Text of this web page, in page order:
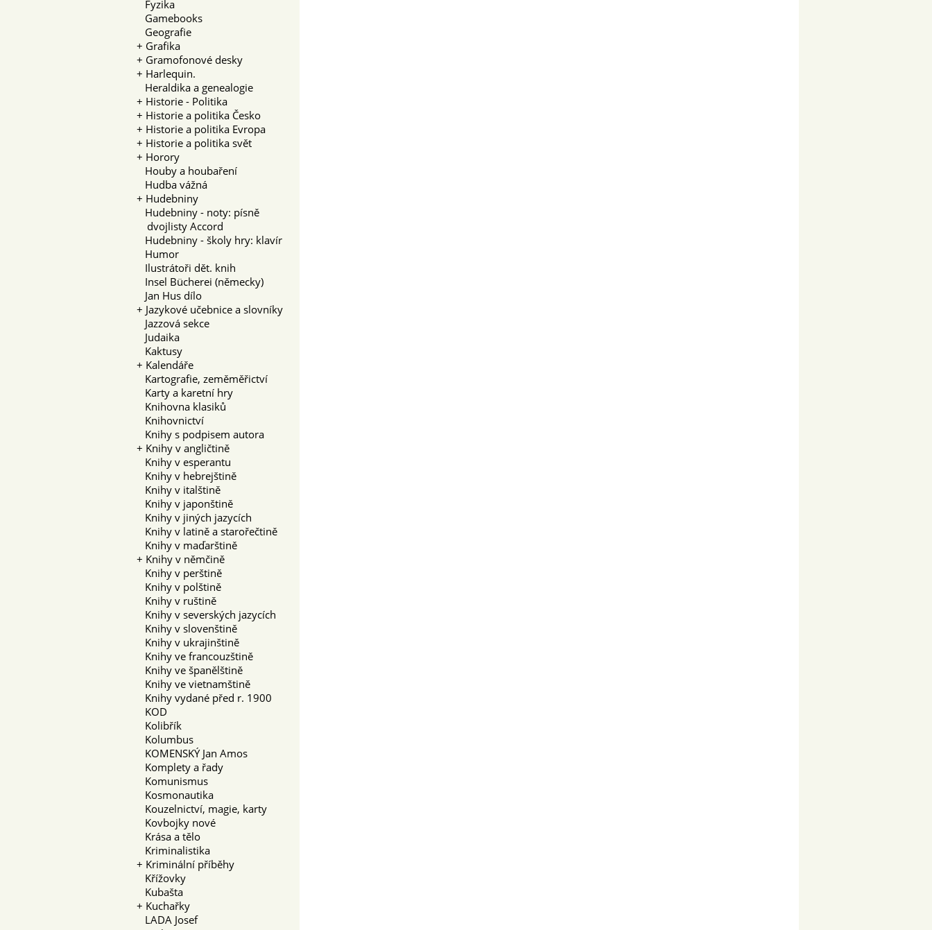
Fyzika
Gamebooks
Geografie
+ Grafika
+ Gramofonové desky
+ Harlequin.
Heraldika a genealogie
+ Historie - Politika
+ Historie a politika Česko
+ Historie a politika Evropa
+ Historie a politika svět
+ Horory
Houby a houbaření
Hudba vážná
+ Hudebniny
Hudebniny - noty: písně
dvojlisty Accord
Hudebniny - školy hry: klavír
Humor
Ilustrátoři dět. knih
Insel Bücherei (německy)
Jan Hus dílo
+ Jazykové učebnice a slovníky
Jazzová sekce
Judaika
Kaktusy
+ Kalendáře
Kartografie, zeměměřictví
Karty a karetní hry
Knihovna klasiků
Knihovnictví
Knihy s podpisem autora
+ Knihy v angličtině
Knihy v esperantu
Knihy v hebrejštině
Knihy v italštině
Knihy v japonštině
Knihy v jiných jazycích
Knihy v latině a starořečtině
Knihy v maďarštině
+ Knihy v němčině
Knihy v perštině
Knihy v polštině
Knihy v ruštině
Knihy v severských jazycích
Knihy v slovenštině
Knihy v ukrajinštině
Knihy ve francouzštině
Knihy ve španělštině
Knihy ve vietnamštině
Knihy vydané před r. 1900
KOD
Kolibřík
Kolumbus
KOMENSKÝ Jan Amos
Komplety a řady
Komunismus
Kosmonautika
Kouzelnictví, magie, karty
Kovbojky nové
Krása a tělo
Kriminalistika
+ Kriminální příběhy
Křížovky
Kubašta
+ Kuchařky
LADA Josef